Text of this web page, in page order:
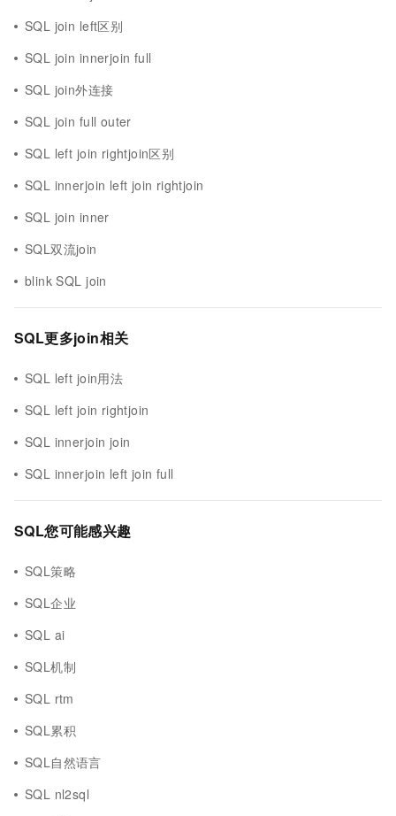
SQL join left区别
SQL join innerjoin full
SQL join外连接
SQL join full outer
SQL left join rightjoin区别
SQL innerjoin left join rightjoin
SQL join inner
SQL双流join
blink SQL join
SQL更多join相关
SQL left join用法
SQL left join rightjoin
SQL innerjoin join
SQL innerjoin left join full
SQL您可能感兴趣
SQL策略
SQL企业
SQL ai
SQL机制
SQL rtm
SQL累积
SQL自然语言
SQL nl2sql